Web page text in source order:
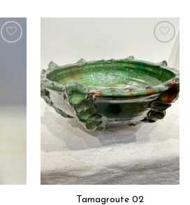
Ajoutez
aux
favoris
Tamagroute 02